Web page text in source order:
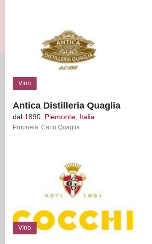
Vino
Antica Distilleria Quaglia
dal 1890, Piemonte, Italia
Proprietà: Carlo Quaglia
Vino